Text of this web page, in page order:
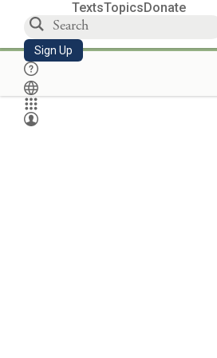
TextsTopicsDonate
Sign Up